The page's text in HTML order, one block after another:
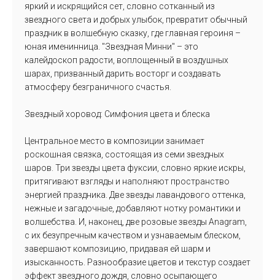
яркий и искрящийся сет, словно сотканный из
звездного света и добрых улыбок, превратит обычный
праздник в волшебную сказку, где главная героиня –
юная именинница. "Звездная Минни" – это
калейдоскоп радости, воплощенный в воздушных
шарах, призванный дарить восторг и создавать
атмосферу безграничного счастья.
Звездный хоровод: Симфония цвета и блеска
Центральное место в композиции занимает
роскошная связка, состоящая из семи звездных
шаров. Три звезды цвета фуксии, словно яркие искры,
притягивают взгляды и наполняют пространство
энергией праздника. Две звезды лавандового оттенка,
нежные и загадочные, добавляют нотку романтики и
волшебства. И, наконец, две розовые звезды Anagram,
с их безупречным качеством и узнаваемым блеском,
завершают композицию, придавая ей шарм и
изысканность. Разнообразие цветов и текстур создает
эффект звездного дождя, словно осыпающего